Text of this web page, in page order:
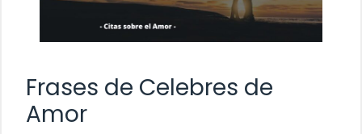
Frases de Celebres de
Amor